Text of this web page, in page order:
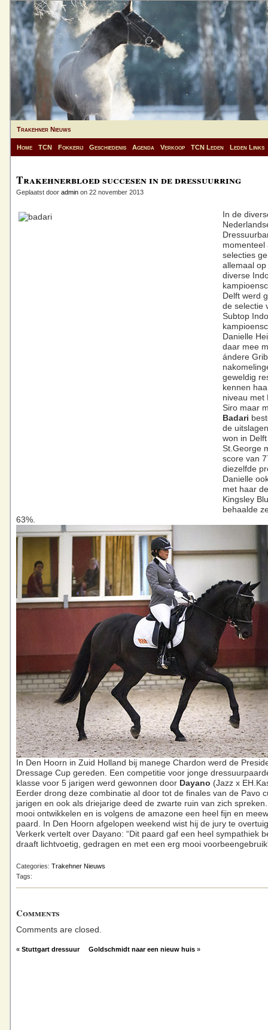
Trakehner Nieuws
Home TCN Fokkerij Geschiedenis Agenda Verkoop TCN Leden Leden Links
Trakehnerbloed succesen in de dressuurring
Geplaatst door admin on 22 november 2013
In de
momenteel
selecties
allemaal
diverse
Delft werd
de selectie
Subtop
Danielle
daar mee
ándere
geweldig
kennen
niveau met
Siro maar
Badari
de
won in
St.George
score van
diezelfde
Danielle
met haar
Kingsley
behaalde
63%.
In Den Hoorn in Zuid Holland bij manege Chardon werd de
Dressage Cup gereden. Een competitie voor jonge
klasse voor 5 jarigen werd gewonnen door Dayano (Jazz x
Eerder drong deze combinatie al door tot de finales van de Pavo
jarigen en ook als driejarige deed de zwarte ruin van zich
mooi ontwikkelen en is volgens de amazone een heel fijn en
paard. In Den Hoorn afgelopen weekend wist hij de jury te
Verkerk vertelt over Dayano: “Dit paard gaf een heel sympathiek
draaft lichtvoetig, gedragen en met een erg mooi
Categories: Trakehner Nieuws
Tags:
Comments
Comments are closed.
« Stuttgart dressuur Goldschmidt naar een nieuw huis »